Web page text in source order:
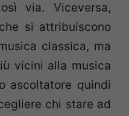
via. Viceversa,
si attribuiscono
classica, ma
vicini alla musica
ascoltatore quindi
chi stare ad